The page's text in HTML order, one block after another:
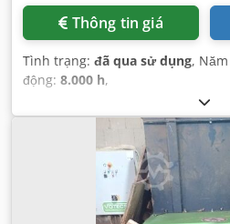
Thông tin giá
Tình trạng: đã qua sử dụng,
động: 8.000 h,